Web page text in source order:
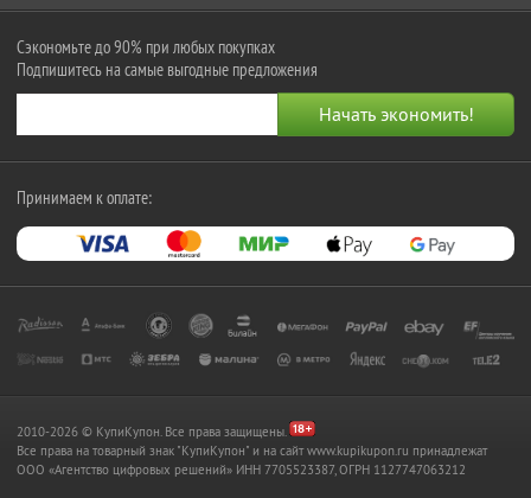
Сэкономьте до 90% при любых покупках
Подпишитесь на самые выгодные предложения
Принимаем к оплате:
2010-2026 © КупиКупон. Все права защищены.
Все права на товарный знак "КупиКупон" и на сайт www.kupikupon.ru принадлежат
OOO «Агентство цифровых решений» ИНН 7705523387, ОГРН 1127747063212